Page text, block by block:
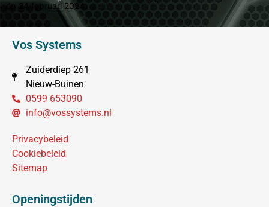
op 24 februari 2024.
Vos Systems
Zuiderdiep 261
Nieuw-Buinen
0599 653090
info@vossystems.nl
Privacybeleid
Cookiebeleid
Sitemap
Openingstijden